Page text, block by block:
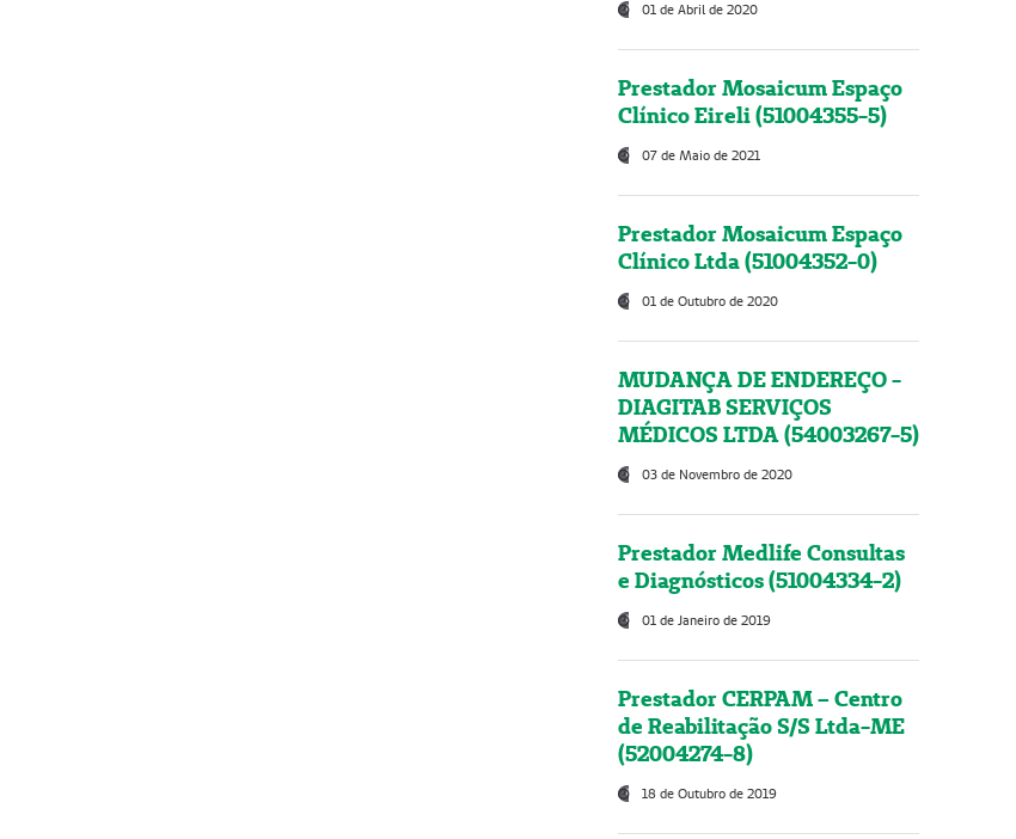
01 de Abril de 2020
Prestador Mosaicum Espaço
Clínico Eireli (51004355-5)
07 de Maio de 2021
Prestador Mosaicum Espaço
Clínico Ltda (51004352-0)
01 de Outubro de 2020
MUDANÇA DE ENDEREÇO -
DIAGITAB SERVIÇOS
MÉDICOS LTDA (54003267-5)
03 de Novembro de 2020
Prestador Medlife Consultas
e Diagnósticos (51004334-2)
01 de Janeiro de 2019
Prestador CERPAM – Centro
de Reabilitação S/S Ltda-ME
(52004274-8)
18 de Outubro de 2019